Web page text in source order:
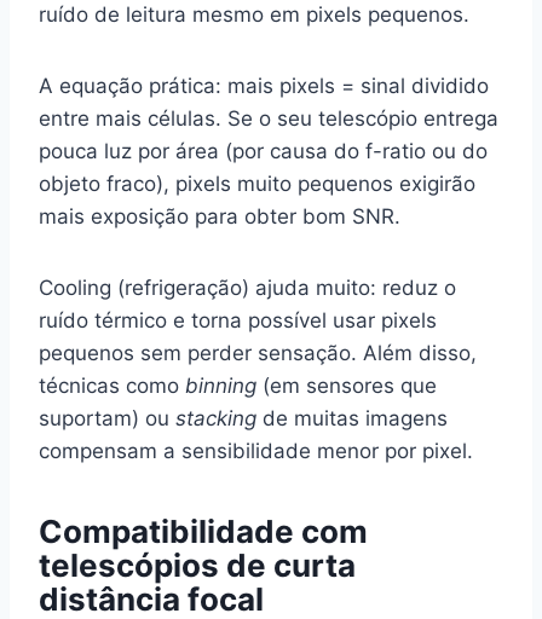
ruído de leitura mesmo em pixels pequenos.
A equação prática: mais pixels = sinal dividido
entre mais células. Se o seu telescópio entrega
pouca luz por área (por causa do f-ratio ou do
objeto fraco), pixels muito pequenos exigirão
mais exposição para obter bom SNR.
Cooling (refrigeração) ajuda muito: reduz o
ruído térmico e torna possível usar pixels
pequenos sem perder sensação. Além disso,
técnicas como binning (em sensores que
suportam) ou stacking de muitas imagens
compensam a sensibilidade menor por pixel.
Compatibilidade com
telescópios de curta
distância focal